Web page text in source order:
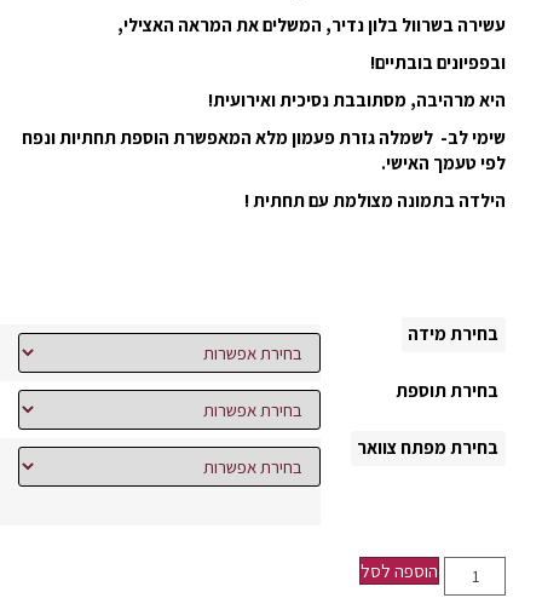
עשירה בשרוול בלון נדיר, המשלים את המראה האצילי,
ובפפיונים בובתיים!
היא מרהיבה, מסתובבת נסיכית ואירועית!
שימי לב- לשמלה גזרת פעמון מלא המאפשרת הוספת תחתיות ונפח
לפי טעמך האישי.
הילדה בתמונה מצולמת עם תחתית !
בחירת מידה
בחירת תוספת
בחירת מפתח צוואר
הוספה לסל